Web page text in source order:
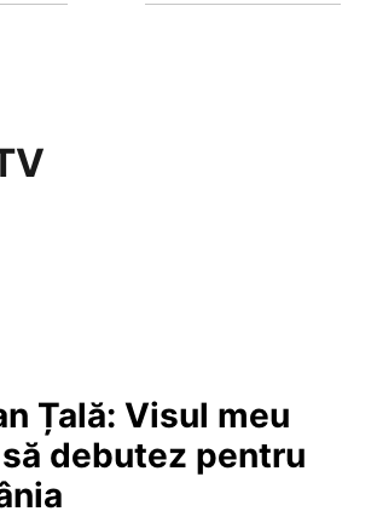
Țală: Visul meu
debutez pentru